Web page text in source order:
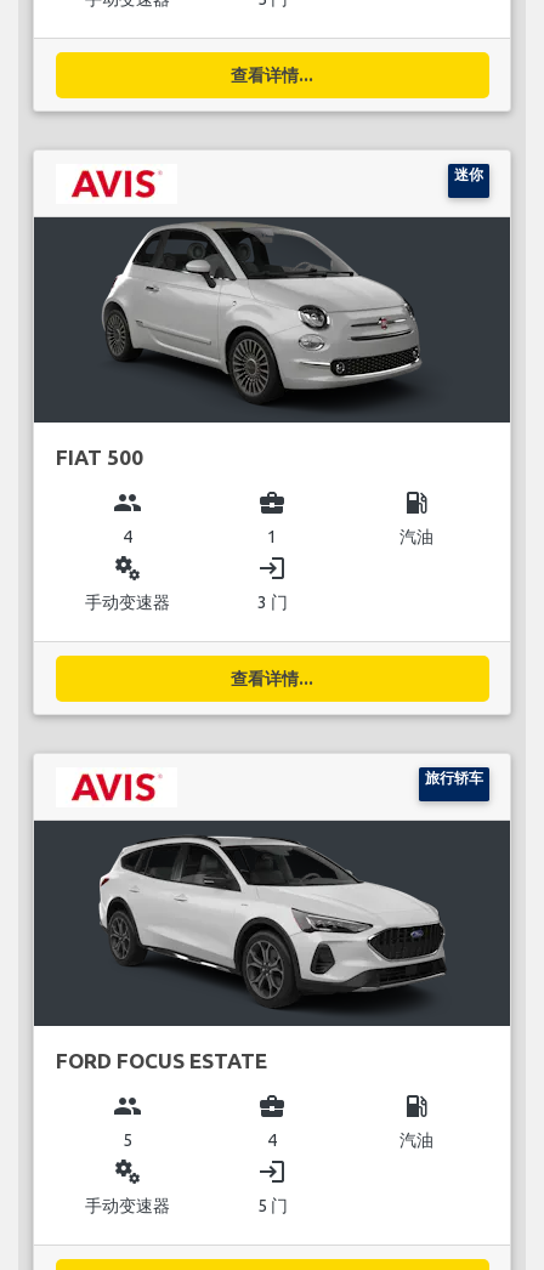
查看详情...
迷你
FIAT 500
group
4
business_center
1
local_gas_station
汽油
miscellaneous_services
手动变速器
login
3 门
查看详情...
旅行轿车
FORD FOCUS ESTATE
group
5
business_center
4
local_gas_station
汽油
miscellaneous_services
手动变速器
login
5 门